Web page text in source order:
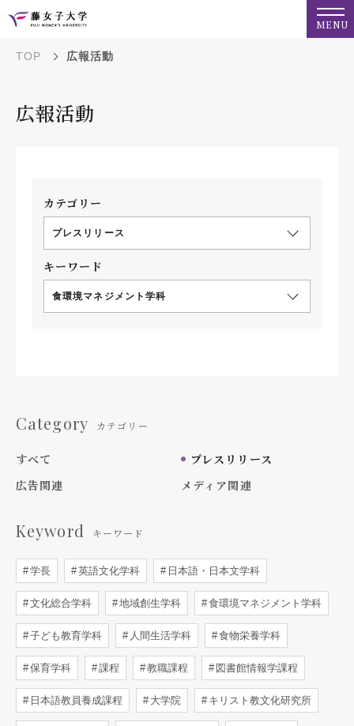
MENU
TOP 広報活動
広報活動
カテゴリー
プレスリリース
キーワード
食環境マネジメント学科
Category カテゴリー
すべて
プレスリリース
広告関連
メディア関連
Keyword キーワード
学長 英語文化学科 日本語・日本文学科
文化総合学科 地域創生学科 食環境マネジメント学科
子ども教育学科 人間生活学科 食物栄養学科
保育学科 課程 教職課程 図書館情報学課程
日本語教員養成課程 大学院 キリスト教文化研究所